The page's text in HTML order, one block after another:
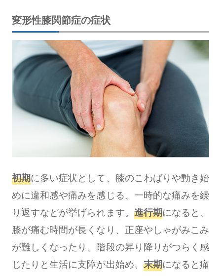
変形性膝関節症の症状
初期に多い症状として、膝のこわばりや動き始
めに違和感や痛みを感じる、一時的な痛みを繰
り返すなどが挙げられます。 進行期になると、
膝が痛む時間が長くなり、正座やしゃがみこみ
が難しくなったり、階段の昇り降りがつらく感
じたりと生活に支障が出始め、 末期になると痛